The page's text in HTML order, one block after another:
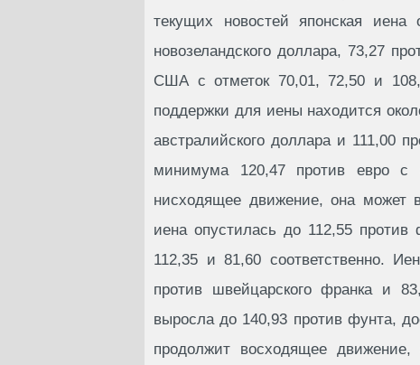
текущих новостей японская
новозеландского доллара, 73,27
США с отметок 70,01, 72,50 и
поддержки для иены находится
австралийского доллара и 111,00
минимума 120,47 против евро с
нисходящее движение, она может
иена опустилась до 112,55 против
112,35 и 81,60 соответственно.
против швейцарского франка и
выросла до 140,93 против фунта,
продолжит восходящее движение,